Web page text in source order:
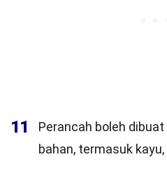
11
Perancah boleh
bahan, termasuk